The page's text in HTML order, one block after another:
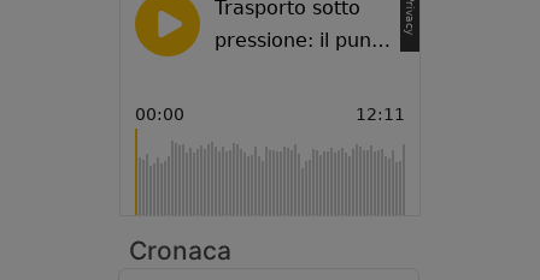
Cronaca